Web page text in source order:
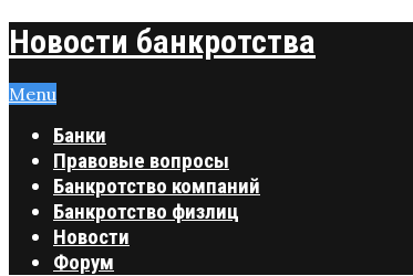
Новости банкротства
Menu
Банки
Правовые вопросы
Банкротство компаний
Банкротство физлиц
Новости
Форум